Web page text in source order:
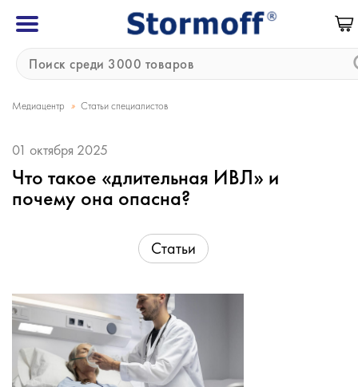
Медиацентр » Статьи специалистов
01 октября 2025
Что такое «длительная ИВЛ» и
почему она опасна?
Статьи